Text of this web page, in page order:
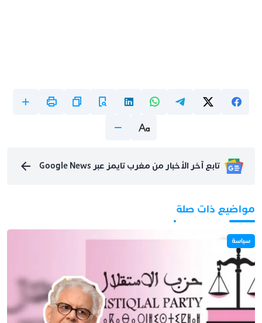
تابع آخر الأخبار من مغرب تايمز عبر Google News
مواضيع ذات صلة
سياسة